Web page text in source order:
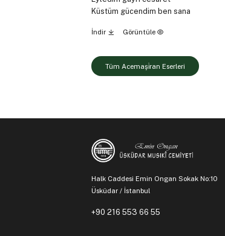
Küstüm gücendim ben sana
İndir Görüntüle
Tüm Acemaşi̇ran Eserleri
Halk Caddesi Emin Ongan Sokak No:10
Üsküdar / İstanbul
+90 216 553 66 55